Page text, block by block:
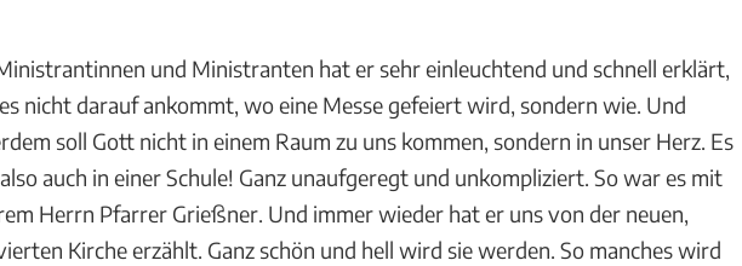
und Ministranten hat er sehr einleuchtend und schnell erklärt,
nicht darauf ankommt, wo eine Messe gefeiert wird, sondern wie. Und
soll Gott nicht in einem Raum zu uns kommen, sondern in unser Herz. Es
auch in einer Schule! Ganz unaufgeregt und unkompliziert. So war es mit
Herrn Pfarrer Grießner. Und immer wieder hat er uns von der neuen,
Kirche erzählt. Ganz schön und hell wird sie werden. So manches wird